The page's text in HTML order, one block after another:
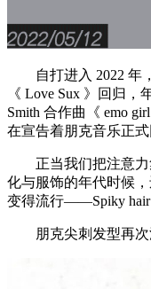
自打进入 2022 年，
《 Love Sux 》回归，
Smith 合作曲《 emo
在宣告着朋克音乐正式
正当我们把注意力
化与服饰的年代时候
变得流行——Spiky hair
朋克尖刺发型再次